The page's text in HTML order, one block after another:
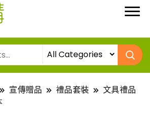
宣傳贈品 禮品套裝
文具禮品